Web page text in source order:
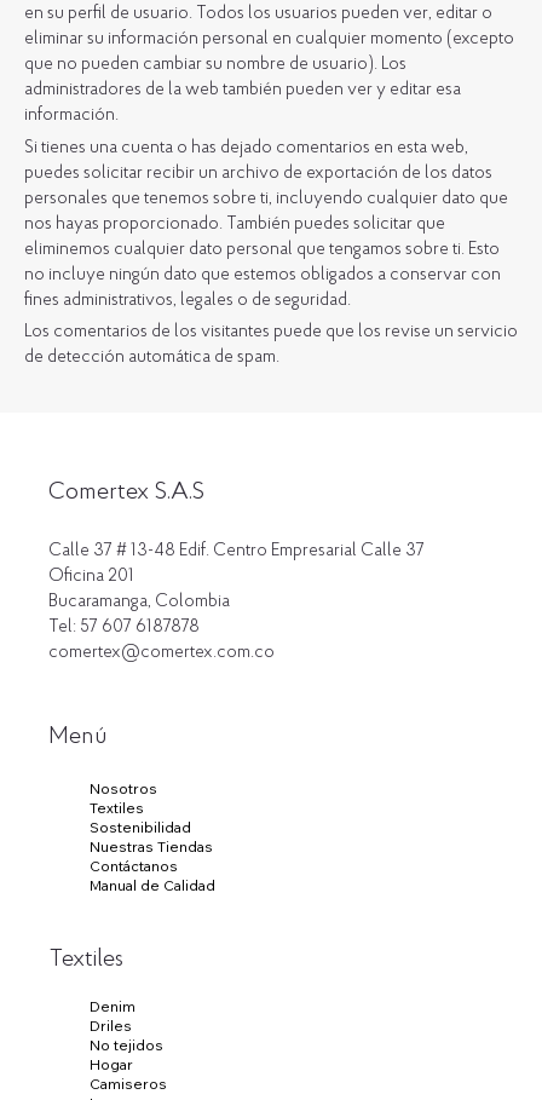
en su perfil de usuario. Todos los usuarios pueden ver, editar o
eliminar su información personal en cualquier momento (excepto
que no pueden cambiar su nombre de usuario). Los
administradores de la web también pueden ver y editar esa
información.
Si tienes una cuenta o has dejado comentarios en esta web,
puedes solicitar recibir un archivo de exportación de los datos
personales que tenemos sobre ti, incluyendo cualquier dato que
nos hayas proporcionado. También puedes solicitar que
eliminemos cualquier dato personal que tengamos sobre ti. Esto
no incluye ningún dato que estemos obligados a conservar con
fines administrativos, legales o de seguridad.
Los comentarios de los visitantes puede que los revise un servicio
de detección automática de spam.
Comertex S.A.S
Calle 37 # 13-48 Edif. Centro Empresarial Calle 37
Oficina 201
Bucaramanga, Colombia
Tel: 57 607 6187878
comertex@comertex.com.co
Menú
Nosotros
Textiles
Sostenibilidad
Nuestras Tiendas
Contáctanos
Manual de Calidad
Textiles
Denim
Driles
No tejidos
Hogar
Camiseros